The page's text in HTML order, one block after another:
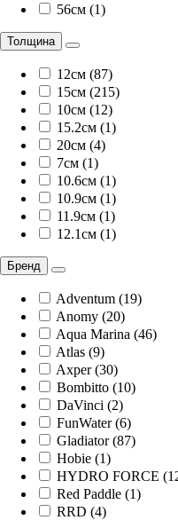
56см (1)
Толщина
12см (87)
15см (215)
10см (12)
15.2см (1)
20см (4)
7см (1)
10.6см (1)
10.9см (1)
11.9см (1)
12.1см (1)
Бренд
Adventum (19)
Anomy (20)
Aqua Marina (46)
Atlas (9)
Axper (30)
Bombitto (10)
DaVinci (2)
FunWater (6)
Gladiator (87)
Hobie (1)
HYDRO FORCE
Red Paddle (1)
RRD (4)